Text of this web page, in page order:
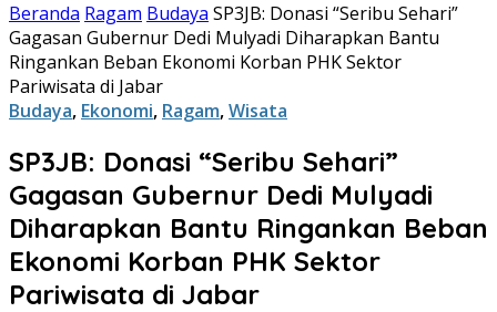
Beranda Ragam Budaya SP3JB: Donasi “Seribu Sehari”
Gagasan Gubernur Dedi Mulyadi Diharapkan Bantu
Ringankan Beban Ekonomi Korban PHK Sektor
Pariwisata di Jabar
Budaya, Ekonomi, Ragam,Wisata
SP3JB: Donasi “Seribu Sehari”
Gagasan Gubernur Dedi Mulyadi
Diharapkan Bantu Ringankan Beban
Ekonomi Korban PHK Sektor
Pariwisata di Jabar